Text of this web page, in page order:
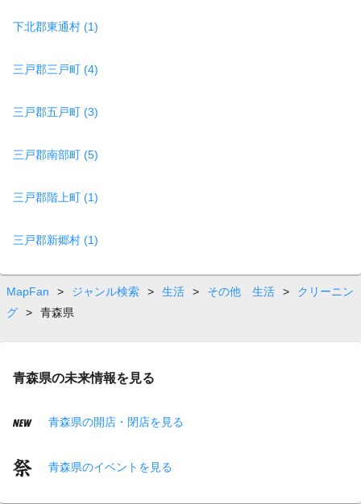
下北郡東通村 (1)
三戸郡三戸町 (4)
三戸郡五戸町 (3)
三戸郡南部町 (5)
三戸郡階上町 (1)
三戸郡新郷村 (1)
MapFan > ジャンル検索 > 生活 > その他 生活 >
クリーニン
グ
> 青森県
青森県の未来情報を見る
青森県の開店・閉店を見る
青森県のイベントを見る